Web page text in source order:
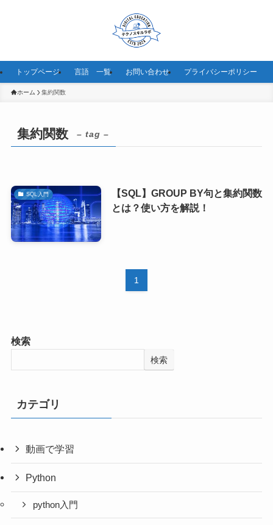
トップページ 言語 一覧 お問い合わせ プライバシーポリシー
ホーム 集約関数
集約関数 – tag –
SQL入門
【SQL】GROUP BY句と集約関数
とは？使い方を解説！
1
検索
検索
カテゴリ
動画で学習
Python
python入門